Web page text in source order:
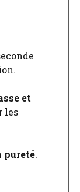
et
les
pureté.